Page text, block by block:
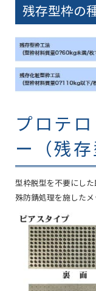
残存型枠の
プロテ
ー（残存
型枠脱型を不要にし
殊防錆処理を施したメ